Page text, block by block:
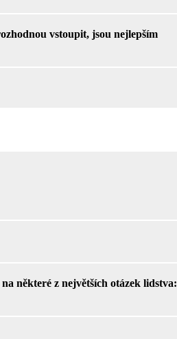
vstoupit, jsou nejlepším
některé z největších otázek lidstva: